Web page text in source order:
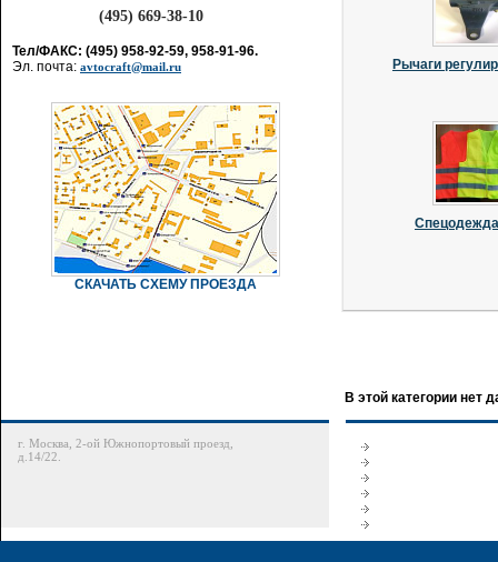
(495) 669-38-10
Тел/ФАКС: (495) 958-92-59, 958-91-96.
Эл. почта: avtocraft@mail.ru
СКАЧАТЬ СХЕМУ ПРОЕЗДА
Рычаги
В этой категории нет
г. Москва, 2-ой Южнопортовый проезд,
д.14/22.